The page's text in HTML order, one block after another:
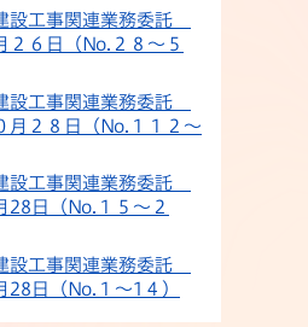
設工事関連業務委託
２６日（No.２８～５
設工事関連業務委託
月２８日（No.１１２～
設工事関連業務委託
28日（No.１５～２
設工事関連業務委託
28日（No.１～1４）